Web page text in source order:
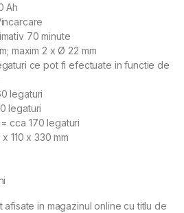
Ah
70 minute
maxim 2 x Ø 22 mm
ce pot fi efectuate in functie de
legaturi
legaturi
= cca 170 legaturi
110 x 330 mm
in magazinul online cu titlu de